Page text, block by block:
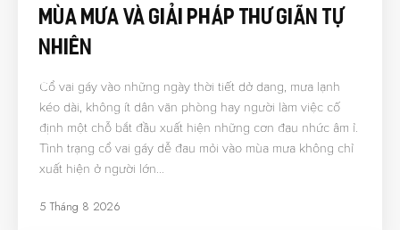
Mùa Mưa Và Giải Pháp Thư Giãn Tự
Nhiên
Cổ vai gáy vào những ngày thời tiết dở dang, mưa lạnh
kéo dài, không ít dân văn phòng hay người làm việc cố
định một chỗ bắt đầu xuất hiện những cơn đau nhức âm ỉ.
Tình trạng cổ vai gáy dễ đau mỏi vào mùa mưa không chỉ
xuất hiện ở người lớn…
5 Tháng 8 2026